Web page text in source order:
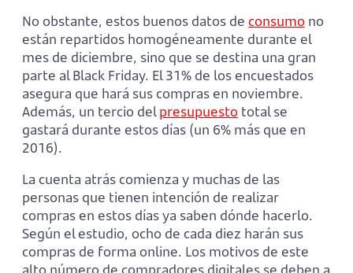
No obstante, estos buenos datos de consumo no
están repartidos homogéneamente durante el
mes de diciembre, sino que se destina una gran
parte al Black Friday. El 31% de los encuestados
asegura que hará sus compras en noviembre.
Además, un tercio delpresupuesto total se
gastará durante estos días (un 6% más que en
2016).
La cuenta atrás comienza y muchas de las
personas que tienen intención de realizar
compras en estos días ya saben dónde hacerlo.
Según el estudio, ocho de cada diez harán sus
compras de forma online. Los motivos de este